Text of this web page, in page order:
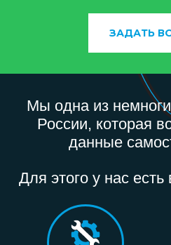
ЗАДАТЬ
Мы одна из
России, которая
данные
Для этого у нас